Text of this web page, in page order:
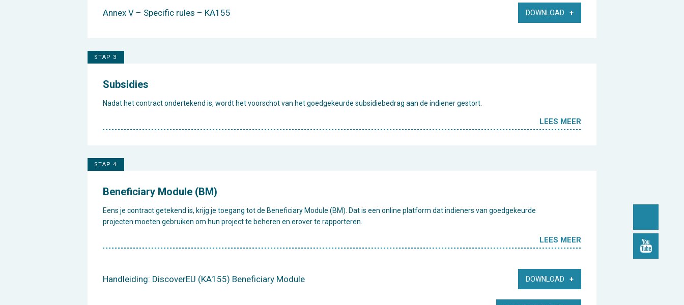
Annex V – Specific rules – KA155 DOWNLOAD
STAP 3
Subsidies
Nadat het contract ondertekend is, wordt het voorschot van het goedgekeurde subsidiebedrag aan de indiener gestort.
LEES MEER
STAP 4
Beneficiary Module (BM)
Eens je contract getekend is, krijg je toegang tot de Beneficiary Module (BM). Dat is een online platform dat indieners van goedgekeurde
projecten moeten gebruiken om hun project te beheren en erover te rapporteren.
LEES MEER
Handleiding: DiscoverEU (KA155) Beneficiary Module DOWNLOAD